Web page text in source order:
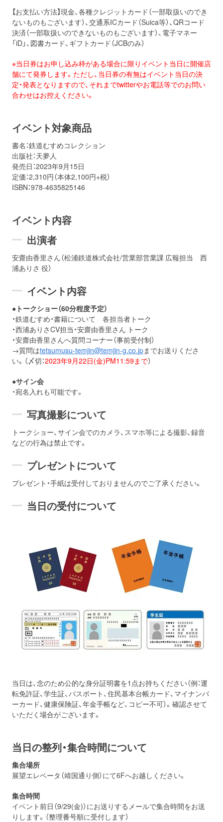
【お支払い方法】現金、各種クレジットカード（一部取扱いのでき
ないものもございます）、交通系ICカード（Suica等）、QRコード
決済（一部取扱いのできないものもございます）、電子マネー
「iD」、図書カード、ギフトカード（JCBのみ）
※当日券はお申し込み枠がある場合に限りイベント当日に開催店
舗にて発券します。ただし、当日券の有無はイベント当日の決
定・発表となりますので、それまでtwitterやお電話等でのお問い
合わせはお控えください。
イベント対象商品
書名：鉄道むすめコレクション
出版社：天夢人
発売日：2023年9月15日
定価：2,310円（本体2,100円+税）
ISBN：978-4635825146
イベント内容
出演者
安齋由香里さん（松浦鉄道株式会社/営業部営業課 広報担当 西
浦ありさ 役）
イベント内容
●トークショー（60分程度予定）
・鉄道むすめ・書籍について 各担当者トーク
・西浦ありさCV担当・安齋由香里さん トーク
・安齋由香里さんへ質問コーナー（事前受付制）
→質問はtetsumusu-temjin@temjin-g.co.jpまでお送りくださ
い。（〆切：2023年9月22日(金)PM11:59まで）
●サイン会
・宛名入れも可能です。
写真撮影について
トークショー、サイン会でのカメラ、スマホ等による撮影、録音
などの行為は禁止です。
プレゼントについて
プレゼント・手紙は受付しておりませんのでご了承ください。
当日の受付について
当日は、念のため公的な身分証明書を1点お持ちください（例：運
転免許証、学生証、パスポート、住民基本台帳カード、マイナンバ
ーカード、健康保険証、年金手帳など、コピー不可）。確認させて
いただく場合がございます。
当日の整列・集合時間について
集合場所
展望エレベータ（靖国通り側）にて6Fへお越しください。
集合時間
イベント前日（9/29(金)）にお送りするメールで集合時間をお送
りします。（整理番号順に受付します）